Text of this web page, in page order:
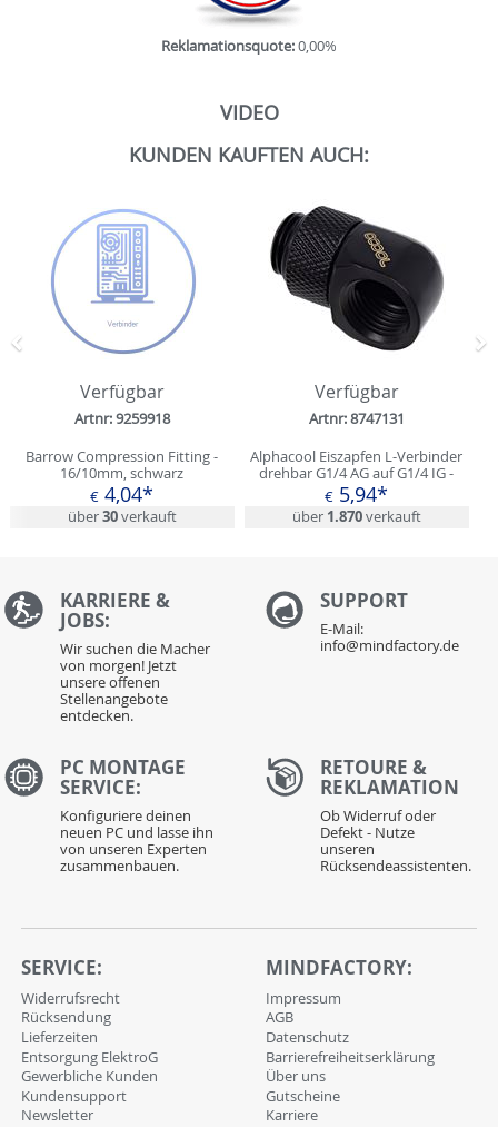
Reklamationsquote:0,00%
VIDEO
KUNDEN KAUFTEN AUCH:
Verfügbar
Artnr: 9259918
Barrow Compression Fitting -
16/10mm, schwarz
€ 4,04*
über30verkauft
Verfügbar
Artnr: 8747131
Alphacool Eiszapfen L-Verbinder
drehbar G1/4 AG auf G1/4 IG -
Deep Black
€ 5,94*
über 1.870verkauft
Zurück
KARRIERE &
JOBS:
Wir suchen die Macher
von morgen! Jetzt
unsere offenen
Stellenangebote
entdecken.
SUPPORT
E-Mail:
info@mindfactory.de
PC MONTAGE
SERVICE:
Konfiguriere deinen
neuen PC und lasse ihn
von unseren Experten
zusammenbauen.
RETOURE &
REKLAMATION
Ob Widerruf oder
Defekt - Nutze
unseren
Rücksendeassistenten.
SERVICE:
Widerrufsrecht
Rücksendung
Lieferzeiten
Entsorgung ElektroG
Gewerbliche Kunden
Kundensupport
Newsletter
MINDFACTORY:
Impressum
AGB
Datenschutz
Barrierefreiheitserklärung
Über uns
Gutscheine
Karriere